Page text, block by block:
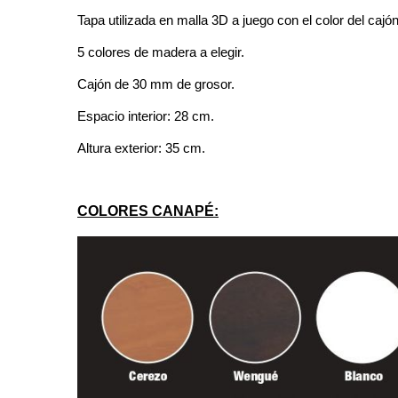
Tapa utilizada en malla 3D a juego con el color del
5 colores de madera a elegir.
Cajón de 30 mm de grosor.
Espacio interior: 28 cm.
Altura exterior: 35 cm.
COLORES CANAPÉ: